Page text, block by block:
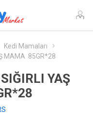
Kedi Mamaları
MAMA 85GR*28
YAŞ